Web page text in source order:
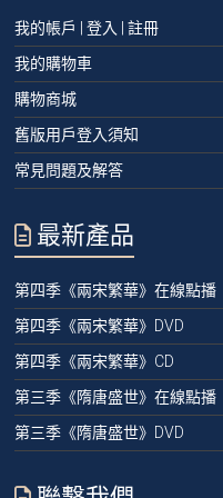
我的帳戶 | 登入 | 註冊
我的購物車
購物商城
舊版用戶登入須知
常見問題及解答
最新產品
第四季《兩宋繁華》在線點播
第四季《兩宋繁華》DVD
第四季《兩宋繁華》CD
第三季《隋唐盛世》在線點播
第三季《隋唐盛世》DVD